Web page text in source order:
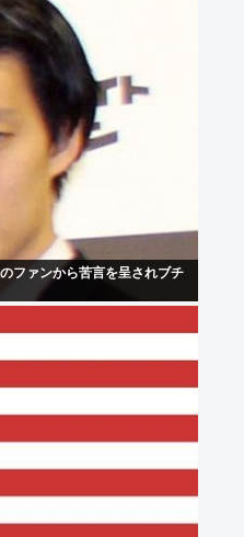
ファンから苦言を呈されブチ